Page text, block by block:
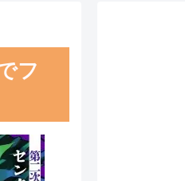
来が…（ﾌﾞﾙﾌﾞﾙ」＝韓国の反応
相互RSS
フ